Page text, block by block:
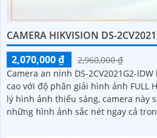
CAMERA HIKVISION DS-
2,070,000 ₫
2,960,000 ₫
Camera an ninh DS-2CV2021G2-
cao với độ phân giải hình ảnh FULL HD 1080P.
lý hình ảnh thiếu sáng, camera này
những hình ảnh sắc nét ngay cả